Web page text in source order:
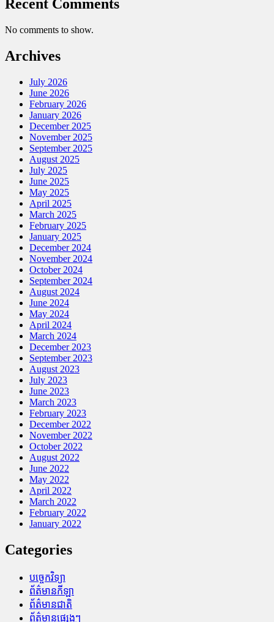
Recent Comments
No comments to show.
Archives
July 2026
June 2026
February 2026
January 2026
December 2025
November 2025
September 2025
August 2025
July 2025
June 2025
May 2025
April 2025
March 2025
February 2025
January 2025
December 2024
November 2024
October 2024
September 2024
August 2024
June 2024
May 2024
April 2024
March 2024
December 2023
September 2023
August 2023
July 2023
June 2023
March 2023
February 2023
December 2022
November 2022
October 2022
August 2022
June 2022
May 2022
April 2022
March 2022
February 2022
January 2022
Categories
បច្ចេកវិទ្យា
ព័ត៌មានកីឡា
ព័ត៌មានជាតិ
ព័ត៌មានផ្សេងៗ